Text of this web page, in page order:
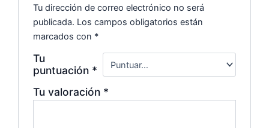
Tu dirección de correo electrónico no será
publicada. Los campos obligatorios están
marcados con *
Tu
puntuación *
Tu valoración *